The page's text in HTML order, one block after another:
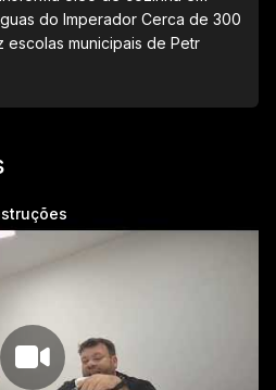
do Imperador Cerca de 300
municipais de Petr